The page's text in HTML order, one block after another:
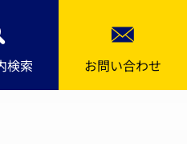
検索 お問い合わせ